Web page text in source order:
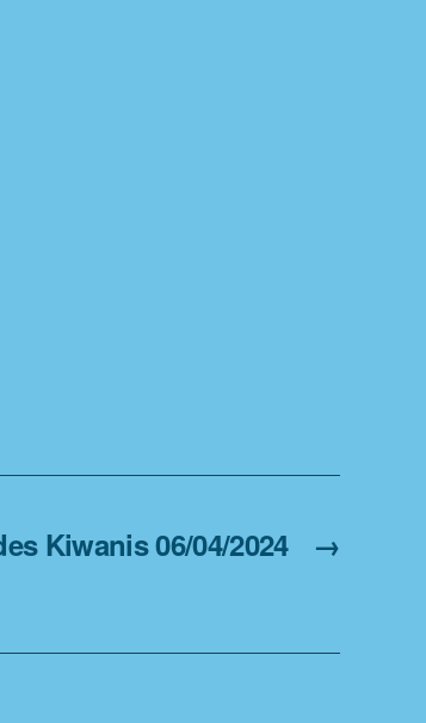
→
Kiwanis 06/04/2024